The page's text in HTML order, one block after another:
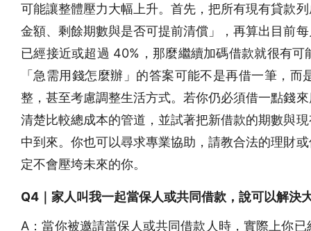
可能讓整體壓力大幅上升。首先，把所有現有貸款
金額、剩餘期數與是否可提前清償」，再算出目前
已經接近或超過 40%，那麼繼續加碼借款就很有
「急需用錢怎麼辦」的答案可能不是再借一筆，
整，甚至考慮調整生活方式。若你仍必須借一點錢
清楚比較總成本的管道，並試著把新借款的期數與
中到來。你也可以尋求專業協助，請教合法的理財
定不會壓垮未來的你。
Q4｜家人叫我一起當保人或共同借款，說可以解決
A：當你被邀請當保人或共同借款人時，實際上你